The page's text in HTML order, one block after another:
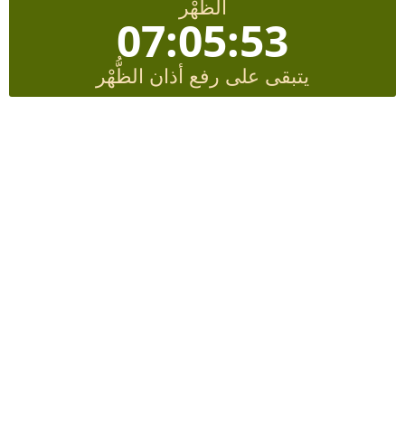
الظُّهْر
07:05:53
يتبقى على رفع أذان الظُّهْر